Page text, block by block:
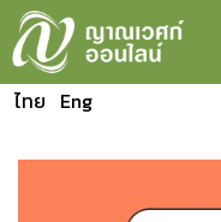
ไทย Eng